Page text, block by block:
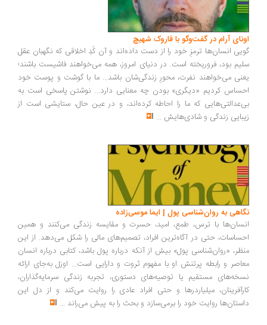
آرام در گفت‌وگو با فاروک شهیچ‭
انسان‌ها ترمزِ خود را از دست داده‌اند و آن کُدِ اخلاقی که نگهبان عقل
بود، فروریخته است. در دنیای امروز، همه می‌خواهند فاشیست باشند؛
می‌خواهند نفرت، محورِ زندگی‌شان باشد... ما با گوشت و پوست خود
کردیم «دیگری» بودن چه معنایی دارد... نوشتن پاسخی است به
که ما را احاطه کرده‌اند، و در عین حال، ستایشی است از
زندگی و شادی‌هایش...
به روان‌شناسی پول | ایما موسی‌زاده
با ترس، طمع، امید، حسرت و مقایسه زندگی می‌کنند و همین
حتی در آگاه‌ترین افراد، تصمیم‌های مالی را شکل می‌دهد. از این
«روان‌شناسی پول» بیش از آنکه درباره پول باشد، کتابی درباره انسان
و رابطه پرتنش او با مفهوم ثروت و دارایی است... اوزل به‌جای ارائه
مستقیم یا توصیه‌های دستوری، تجربه زندگی سرمایه‌گذاران،
میلیاردرها و حتی افراد عادی را روایت می‌کند و از دل این
روایت خود را برمی‌سازد و بحث را به پیش می‌راند ...